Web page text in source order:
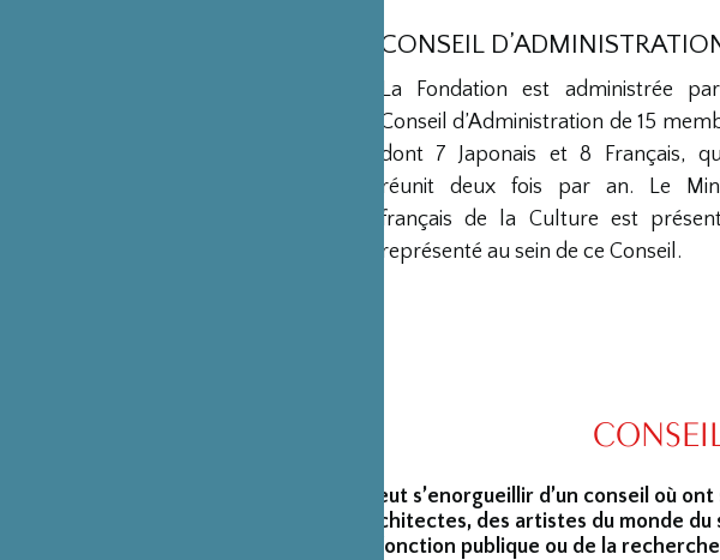
CONSEIL
La Fondation est administrée
Conseil d’Administration de 15
dont 7 Japonais et 8 Français,
réunit deux fois par an. Le
français de la Culture est
représenté au sein de ce Conseil.
La Fondation peut s’enorgueillir d’un conseil où
créateurs et architectes, des artistes du monde
émérites de la fonction publique ou de la